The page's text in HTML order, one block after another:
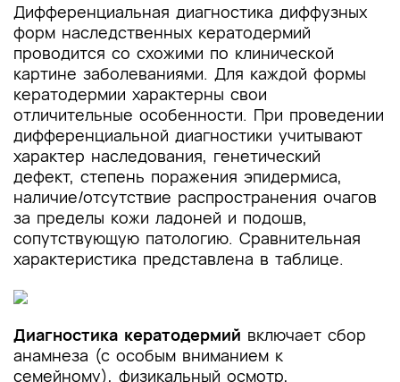
Дифференциальная диагностика диффузных
форм наследственных кератодермий
проводится со схожими по клинической
картине заболеваниями. Для каждой формы
кератодермии характерны свои
отличительные особенности. При проведении
дифференциальной диагностики учитывают
характер наследования, генетический
дефект, степень поражения эпидермиса,
наличие/отсутствие распространения очагов
за пределы кожи ладоней и подошв,
сопутствующую патологию. Сравнительная
характеристика представлена в таблице.
Диагностика кератодермий включает сбор
анамнеза (с особым вниманием к
семейному), физикальный осмотр,